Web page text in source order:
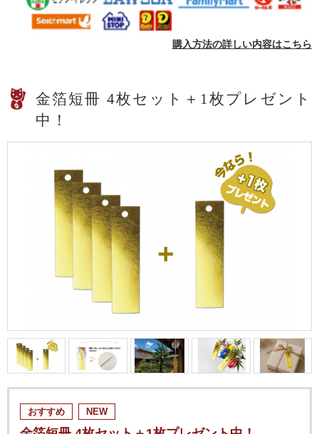
金箔短冊 4枚セット＋1枚プレゼント
中！
おすすめ NEW
購入方法の詳しい内容はこちら